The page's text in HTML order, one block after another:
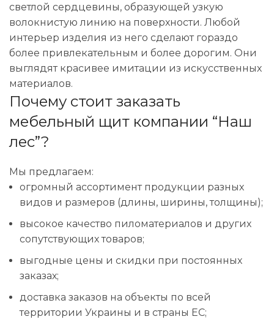
светлой сердцевины, образующей узкую
волокнистую линию на поверхности. Любой
интерьер изделия из него сделают гораздо
более привлекательным и более дорогим. Они
выглядят красивее имитации из искусственных
материалов.
Почему стоит заказать
мебельный щит компании “Наш
лес”?
Мы предлагаем:
огромный ассортимент продукции разных
видов и размеров (длины, ширины, толщины);
высокое качество пиломатериалов и других
сопутствующих товаров;
выгодные цены и скидки при постоянных
заказах;
доставка заказов на объекты по всей
территории Украины и в страны ЕС;